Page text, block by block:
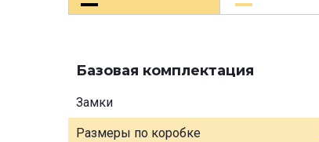
Базовая комплектация
Замки
Размеры по коробке